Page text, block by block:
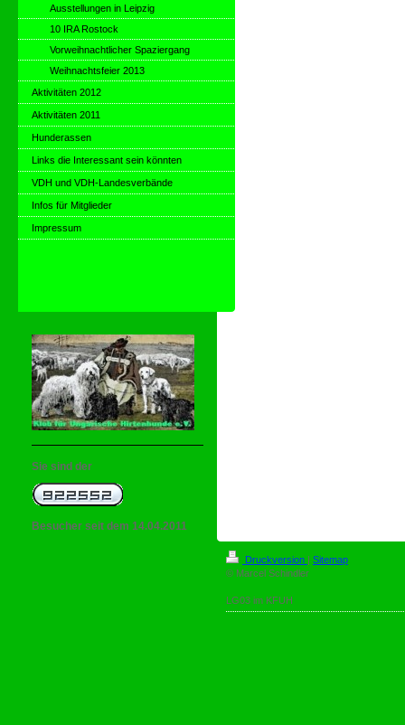
Ausstellungen in Leipzig
10 IRA Rostock
Vorweihnachtlicher Spaziergang
Weihnachtsfeier 2013
Aktivitäten 2012
Aktivitäten 2011
Hunderassen
Links die Interessant sein könnten
VDH und VDH-Landesverbände
Infos für Mitglieder
Impressum
Sie sind der
Besucher seit dem 14.04.2011
Druckversion | Sitemap
© Marcel Schindler
LG03 im KFUH